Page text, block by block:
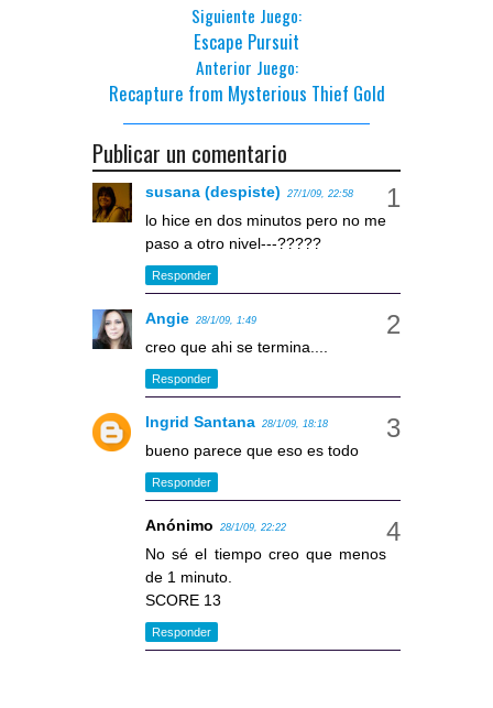
Siguiente Juego:
Escape Pursuit
Anterior Juego:
Recapture from Mysterious Thief Gold
Publicar un comentario
susana (despiste) 27/1/09, 22:58
lo hice en dos minutos pero no me
paso a otro nivel---?????
Responder
Angie 28/1/09, 1:49
creo que ahi se termina....
Responder
Ingrid Santana 28/1/09, 18:18
bueno parece que eso es todo
Responder
Anónimo 28/1/09, 22:22
No sé el tiempo creo que menos
de 1 minuto.
SCORE 13
Responder